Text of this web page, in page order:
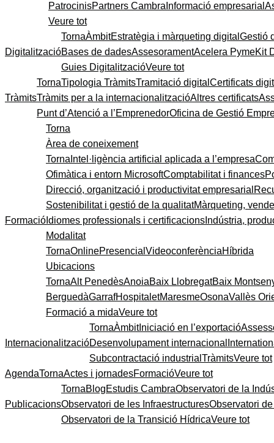
PatrocinisPartners Cambra Informació empresarial
Veure tot
Digitalització
TornaÀmbitEstratègia i màrqueting digital Gestió
Bases de dadesAssesoramentAcelera PymeKit
Guies DigitalitzacióVeure tot
Tràmits
TornaTipologia TràmitsTramitació digital Certificats
Tràmits per a la internacionalitzacióAltres certificats
Punt d’Atenció a l’EmprenedorOficina de Gestió
Formació
Torna
Àrea de coneixement
Torna Intel·ligència artificial aplicada a l’empresa
Ofimàtica i entorn MicrosoftComptabilitat i finances
Direcció, organització i productivitat empresarial
Sostenibilitat i gestió de la qualitatMàrqueting,
Idiomes professionals i certificacions Indústria,
Modalitat
TornaOnlinePresencial VideoconferènciaHíbrida
Ubicacions
TornaAlt PenedèsAnoiaBaix LlobregatBaix
BerguedàGarrafHospitaletMaresmeOsonaVallès
Formació a midaVeure tot
Internacionalització
TornaÀmbitIniciació en l’exportació
Desenvolupament internacional
Subcontractació industrial TràmitsVeure tot
AgendaTornaActes i jornadesFormacióVeure tot
Publicacions
TornaBlogEstudis CambraObservatori de la
Observatori de les InfraestructuresObservatori
Observatori de la Transició HídricaVeure tot